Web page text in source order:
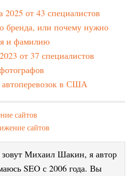
2025 от 43 специалистов
бренда, или почему нужно
и фамилию
от 37 специалистов
автоперевозок в США
сайтов
сайтов
Михаил Шакин, я автор
SEO с 2006 года. Вы